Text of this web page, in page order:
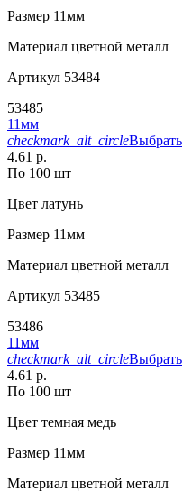
Размер 11мм
Материал цветной металл
Артикул 53484
53485
11мм
checkmark_alt_circleВыбрать
4.61 р.
По 100 шт
Цвет латунь
Размер 11мм
Материал цветной металл
Артикул 53485
53486
11мм
checkmark_alt_circleВыбрать
4.61 р.
По 100 шт
Цвет темная медь
Размер 11мм
Материал цветной металл